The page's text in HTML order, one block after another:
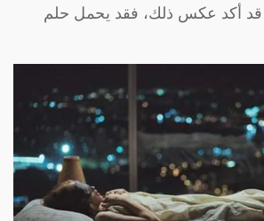
أكد عكس ذلك، فقد يحمل حلم